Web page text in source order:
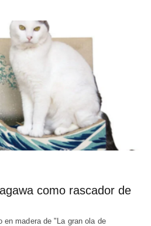
como rascador de
en madera de "La gran ola de